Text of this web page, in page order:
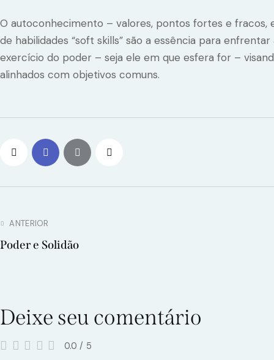
O autoconhecimento – valores, pontos fortes e
de habilidades “soft skills” são a essência para
exercício do poder – seja ele em que esfera for –
alinhados com objetivos comuns.
ANTERIOR
Poder e Solidão
Deixe seu comentário
0.0 / 5